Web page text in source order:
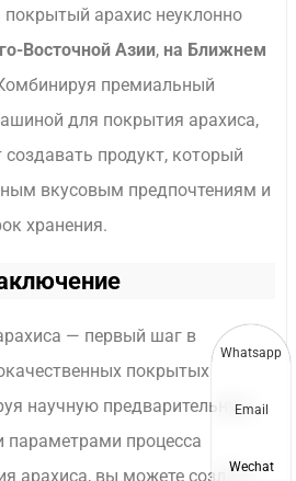
покрытый арахис неуклонно
Восточной Азии, на Ближнем
премиальный
для покрытия арахиса,
создавать продукт, который
вкусовым предпочтениям и
хранения.
— первый шаг в
покрытых
научную предварительную
параметрами процесса
арахиса, вы можете создать
Whatsapp
Email
Wechat